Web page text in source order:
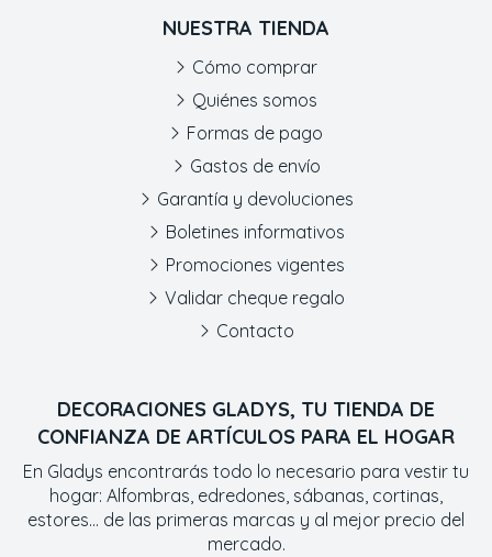
DECORACIONES GLADYS, TU TIENDA DE
CONFIANZA DE ARTÍCULOS PARA EL HOGAR
En Gladys encontrarás todo lo necesario para vestir tu
hogar: Alfombras, edredones, sábanas, cortinas,
estores... de las primeras marcas y al mejor precio del
mercado.
NUESTRA TIENDA
Cómo comprar
Quiénes somos
Formas de pago
Gastos de envío
Garantía y devoluciones
Boletines informativos
Promociones vigentes
Validar cheque regalo
Contacto